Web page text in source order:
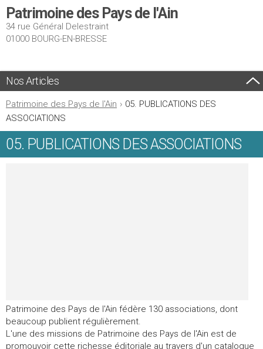
Patrimoine des Pays de l'Ain
34 rue Général Delestraint
01000 BOURG-EN-BRESSE
Nos Articles
Patrimoine des Pays de l'Ain › 05. PUBLICATIONS DES
ASSOCIATIONS
05. PUBLICATIONS DES ASSOCIATIONS
Patrimoine des Pays de l'Ain fédère 130 associations, dont
beaucoup publient régulièrement.
L'une des missions de Patrimoine des Pays de l'Ain est de
promouvoir cette richesse éditoriale au travers d'un catalogue